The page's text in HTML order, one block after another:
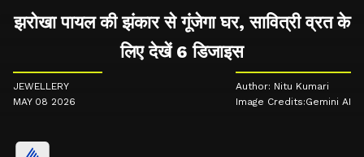
झरोखा पायल की झंकार से गूंजेगा घर, सावित्री व्रत के
लिए देखें 6 डिजाइस
JEWELLERY
MAY 08 2026
Author: Nitu Kumari
Image Credits:Gemini AI